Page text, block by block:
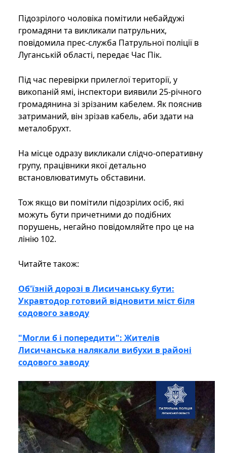
Підозрілого чоловіка помітили небайдужі
громадяни та викликали патрульних,
повідомила прес-служба Патрульної поліції в
Луганській області, передає Час Пік.
Під час перевірки прилеглої території, у
викопаній ямі, інспектори виявили 25-річного
громадянина зі зрізаним кабелем. Як пояснив
затриманий, він зрізав кабель, аби здати на
металобрухт.
На місце одразу викликали слідчо-оперативну
групу, працівники якої детально
встановлюватимуть обставини.
Тож якщо ви помітили підозрілих осіб, які
можуть бути причетними до подібних
порушень, негайно повідомляйте про це на
лінію 102.
Читайте також:
Об'їзній дорозі в Лисичанську бути:
Укравтодор готовий відновити міст біля
содового заводу
"Могли б і попередити": Жителів
Лисичанська налякали вибухи в районі
содового заводу